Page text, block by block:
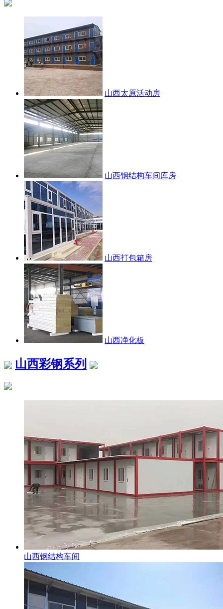
山西太原活动房
山西钢结构车间库房
山西打包箱房
山西净化板
山西彩钢系列
山西钢结构车间